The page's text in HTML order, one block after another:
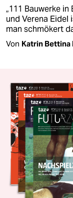
„111 Bauwerke
und Verena Eidel
man schmökert
Von Katrin Bettina